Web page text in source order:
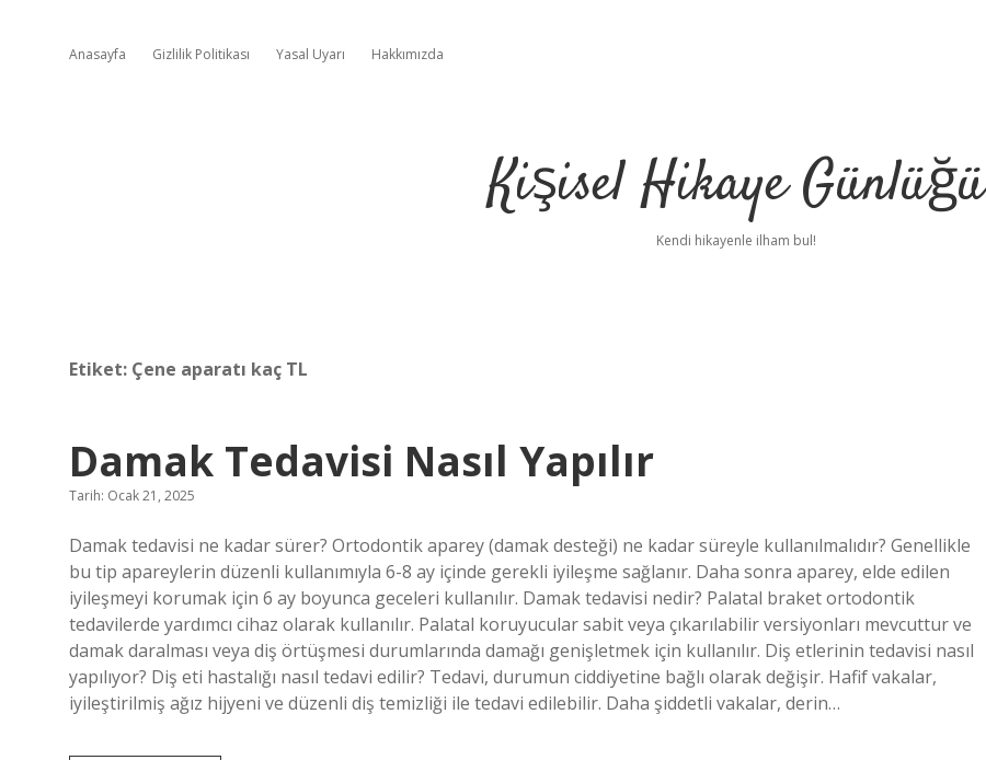
Anasayfa Gizlilik Politikası Yasal Uyarı Hakkımızda
Kişisel Hikaye Günlüğü
Kendi hikayenle ilham bul!
Etiket: Çene aparatı kaç TL
Damak Tedavisi Nasıl Yapılır
Tarih: Ocak 21, 2025
Damak tedavisi ne kadar sürer? Ortodontik aparey (damak desteği) ne kadar süreyle kullanılmalıdır? Genellikle
bu tip apareylerin düzenli kullanımıyla 6-8 ay içinde gerekli iyileşme sağlanır. Daha sonra aparey, elde edilen
iyileşmeyi korumak için 6 ay boyunca geceleri kullanılır. Damak tedavisi nedir? Palatal braket ortodontik
tedavilerde yardımcı cihaz olarak kullanılır. Palatal koruyucular sabit veya çıkarılabilir versiyonları mevcuttur ve
damak daralması veya diş örtüşmesi durumlarında damağı genişletmek için kullanılır. Diş etlerinin tedavisi nasıl
yapılıyor? Diş eti hastalığı nasıl tedavi edilir? Tedavi, durumun ciddiyetine bağlı olarak değişir. Hafif vakalar,
iyileştirilmiş ağız hijyeni ve düzenli diş temizliği ile tedavi edilebilir. Daha şiddetli vakalar, derin…